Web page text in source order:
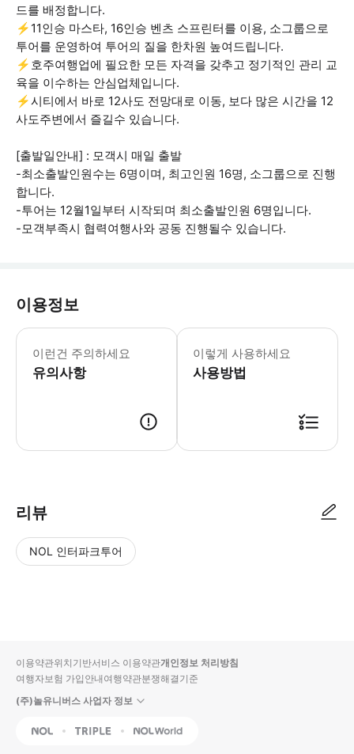
드를 배정합니다.
⚡11인승 마스타, 16인승 벤츠 스프린터를 이용, 소그룹으로
투어를 운영하여 투어의 질을 한차원 높여드립니다.
⚡호주여행업에 필요한 모든 자격을 갖추고 정기적인 관리 교
육을 이수하는 안심업체입니다.
⚡시티에서 바로 12사도 전망대로 이동, 보다 많은 시간을 12
사도주변에서 즐길수 있습니다.
[출발일안내] : 모객시 매일 출발
-최소출발인원수는 6명이며, 최고인원 16명, 소그룹으로 진행
합니다.
-투어는 12월1일부터 시작되며 최소출발인원 6명입니다.
-모객부족시 협력여행사와 공동 진행될수 있습니다.
이용정보
이런건 주의하세요
유의사항
[출발일안내] : 모객시 매일 출발 -최
이렇게 사용하세요
사용방법
리뷰
NOL 인터파크투어
입니
다.
순
상
이용약관위치기반서비스 이용약관개인정보 처리방침
여행자보험 가입안내여행약관분쟁해결기준
(주)놀유니버스 사업자 정보
NOL Triple Interpark Global